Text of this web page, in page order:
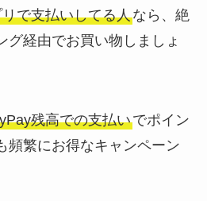
で支払いしてる人なら、絶
グ経由でお買い物しましょ
残高での支払いでポイン
頻繁にお得なキャンペーン